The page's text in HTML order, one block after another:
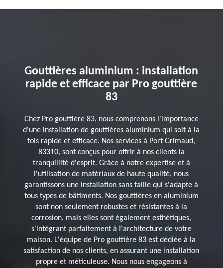
Gouttières aluminium : installation
rapide et efficace par Pro gouttière
83
Chez Pro gouttière 83, nous comprenons l'importance
d'une installation de gouttières aluminium qui soit à la
fois rapide et efficace. Nos services à Port Grimaud,
83310, sont conçus pour offrir à nos clients la
tranquillité d'esprit. Grâce à notre expertise et à
l'utilisation de matériaux de haute qualité, nous
garantissons une installation sans faille qui s'adapte à
tous types de bâtiments. Nos gouttières en aluminium
sont non seulement robustes et résistantes à la
corrosion, mais elles sont également esthétiques,
s'intégrant parfaitement à l'architecture de votre
maison. L'équipe de Pro gouttière 83 est dédiée à la
satisfaction de nos clients, en assurant une installation
propre et méticuleuse. Nous nous engageons à